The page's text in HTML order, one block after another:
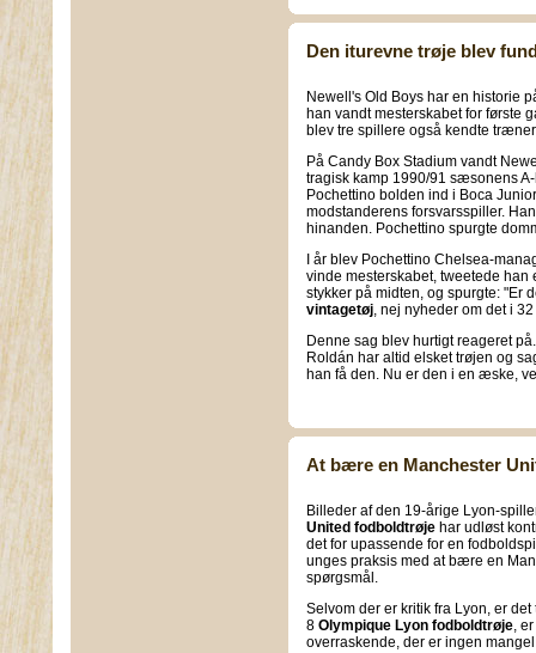
Den iturevne trøje blev
Newell's Old Boys har en historie
han vandt mesterskabet for første
blev tre spillere også kendte
På Candy Box Stadium vandt
tragisk kamp 1990/91 sæsonens
Pochettino bolden ind i Boca
modstanderens forsvarsspiller.
hinanden. Pochettino spurgte
I år blev Pochettino Chelsea-
vinde mesterskabet, tweetede han
stykker på midten, og spurgte: "Er
vintagetøj, nej nyheder om det i 32
Denne sag blev hurtigt reageret
Roldán har altid elsket trøjen og
han få den. Nu er den i en æske,
At bære en Manchester
Billeder af den 19-årige Lyon-
United fodboldtrøje har udløst
det for upassende for en
unges praksis med at bære en
spørgsmål.
Selvom der er kritik fra Lyon, er
8 Olympique Lyon fodboldtrøje,
overraskende, der er ingen